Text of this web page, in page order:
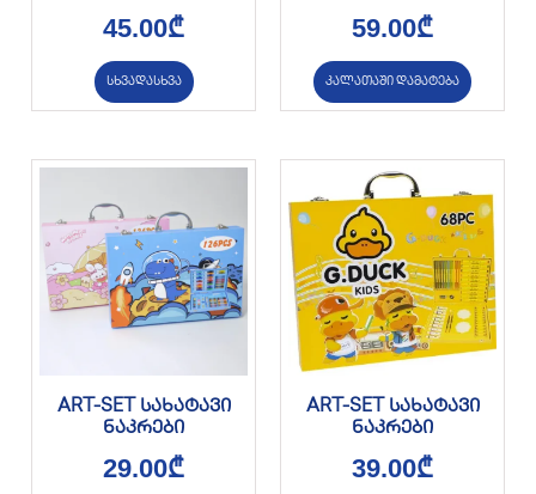
45.00₾
სხვადასხვა
59.00₾
კალათაში დამატება
ART-SET სახატავი
ნაკრები
29.00₾
ART-SET სახატავი
ნაკრები
39.00₾